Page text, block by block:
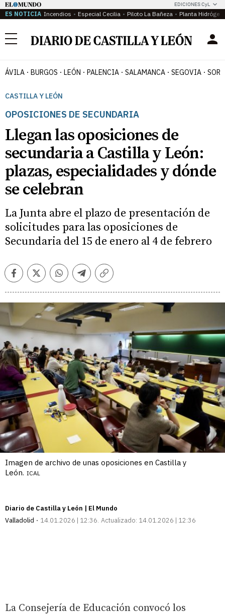
EDICIONES CyL
ES NOTICIA Incendios Especial Cecilia Piloto La Bañeza Planta
Menú
ÁVILA BURGOS LEÓN PALENCIA SALAMANCA SEGOVIA
CASTILLA Y LEÓN
OPOSICIONES DE SECUNDARIA
Llegan las oposiciones de
secundaria a Castilla y León:
plazas, especialidades y dónde
se celebran
La Junta abre el plazo de presentación de
solicitudes para las oposiciones de
Secundaria del 15 de enero al 4 de febrero
FacebookTwitterWhatsappTelegramCopiar
Imagen de archivo de unas oposiciones en Castilla y
León. ICAL
Diario de Castilla y León | El Mundo
Valladolid
14.01.2026 | 12:36 Actualizado: 14.01.2026 | 12:36
La Consejería de Educación convocó los